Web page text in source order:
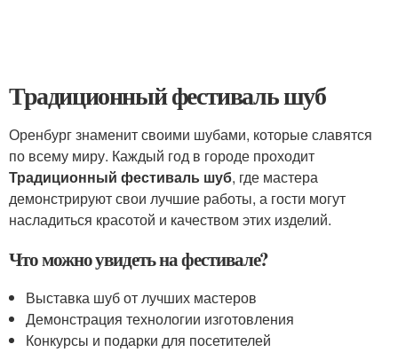
Традиционный фестиваль шуб
Оренбург знаменит своими шубами, которые славятся
по всему миру. Каждый год в городе проходит
Традиционный фестиваль шуб, где мастера
демонстрируют свои лучшие работы, а гости могут
насладиться красотой и качеством этих изделий.
Что можно увидеть на фестивале?
Выставка шуб от лучших мастеров
Демонстрация технологии изготовления
Конкурсы и подарки для посетителей